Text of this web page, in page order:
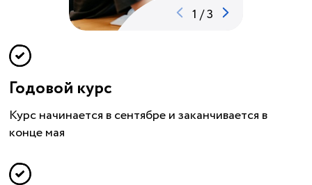
1 /3
Годовой курс
Курс начинается в сентябре и заканчивается в
конце мая